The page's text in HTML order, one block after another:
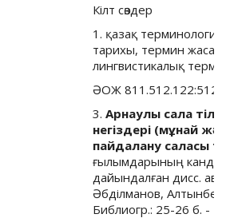
Кілт сөздер
1. қазақ
тарихы, термин
лингвистикалық
ӘОЖ
3. Арнаулы сала
негіздері (мұнай
пайдалану саласы
ғылымдарының
дайындалған дисс.
Әбділманов,
Библиогр.: 25-26 б. -